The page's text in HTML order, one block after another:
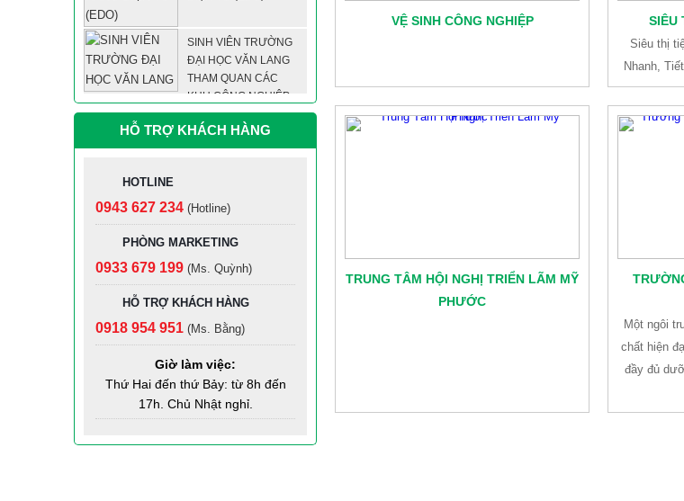
VỆ SINH CÔNG NGHIỆP SIÊU
Siêu thị
Nhanh,
TRUNG TÂM HỘI NGHỊ TRIỂN LÃM MỸ
PHƯỚC
Một ngôi
chất hiện
đầy đủ
ĐẠI HỌC VĂN LANG
THAM QUAN CÁC
KHU CÔNG NGHIỆP
LỚN TẠI TỈNH BÌNH DƯƠNG
LỄ KÝ KẾT HỢP TÁC
Đóng đủ 20 năm BHXH
sau đó nghỉ hưu, người
trợ cấp gì?
Bộ Công an: Tuyệt đối
không chia sẻ hình ảnh
mượn thẻ CCCD
HỆ THỐNG EPORT
HỖ TRỢ KHÁCH HÀNG
HOTLINE
0943 627 234 (Hotline)
PHÒNG MARKETING
0933 679 199 (Ms. Quỳnh)
HỖ TRỢ KHÁCH HÀNG
0918 954 951 (Ms. Bằng)
Giờ làm việc:
Thứ Hai đến thứ Bảy: từ 8h đến
17h. Chủ Nhật nghỉ.